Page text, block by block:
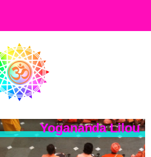
Yogananda Lilou